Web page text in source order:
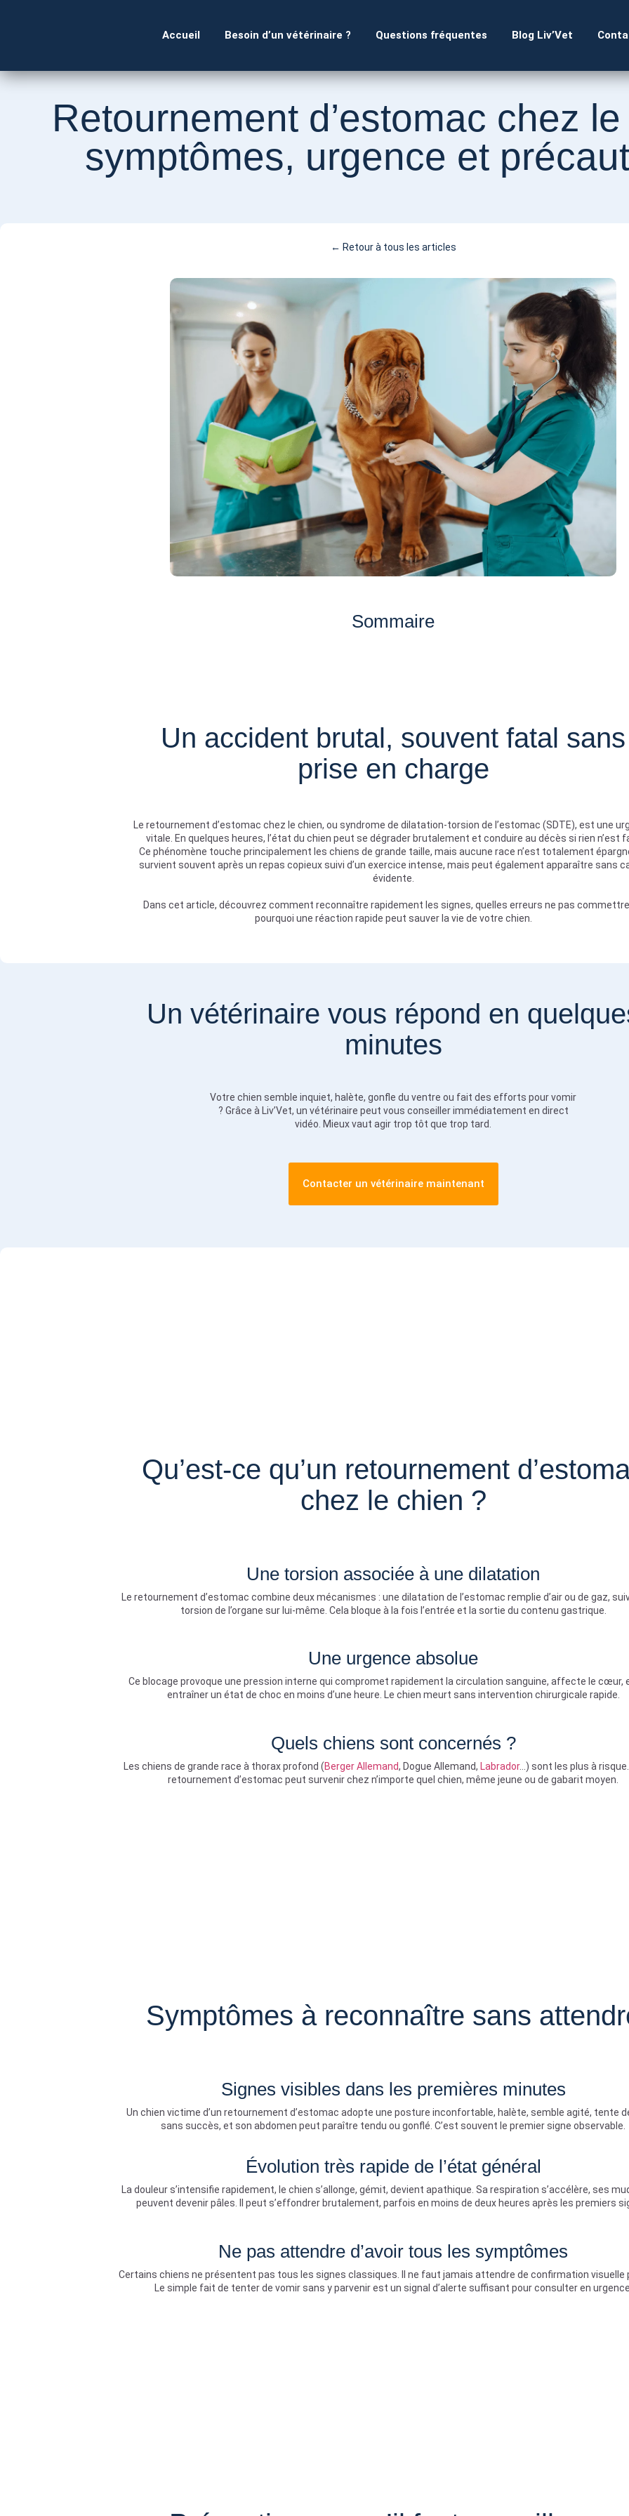
Accueil Besoin d’un vétérinaire ? Questions fréquentes Blog Liv’Vet
Retournement d’estomac chez
symptômes, urgence et
← Retour à tous les articles
Sommaire
Un accident brutal, souvent fatal sans
prise en charge
Le retournement d’estomac chez le chien, ou syndrome de dilatation-torsion de l’estomac (SDTE), est une
vitale. En quelques heures, l’état du chien peut se dégrader brutalement et conduire au décès si rien n’est
Ce phénomène touche principalement les chiens de grande taille, mais aucune race n’est totalement
survient souvent après un repas copieux suivi d’un exercice intense, mais peut également apparaître sans
évidente.
Dans cet article, découvrez comment reconnaître rapidement les signes, quelles erreurs ne pas
pourquoi une réaction rapide peut sauver la vie de votre chien.
Un vétérinaire vous répond en
minutes
Votre chien semble inquiet, halète, gonfle du ventre ou fait des efforts pour vomir
? Grâce à Liv’Vet, un vétérinaire peut vous conseiller immédiatement en direct
vidéo. Mieux vaut agir trop tôt que trop tard.
Contacter un vétérinaire maintenant
Qu’est-ce qu’un retournement
chez le chien ?
Une torsion associée à une dilatation
Le retournement d’estomac combine deux mécanismes : une dilatation de l’estomac remplie d’air ou de gaz,
torsion de l’organe sur lui-même. Cela bloque à la fois l’entrée et la sortie du contenu gastrique.
Une urgence absolue
Ce blocage provoque une pression interne qui compromet rapidement la circulation sanguine, affecte le cœur,
entraîner un état de choc en moins d’une heure. Le chien meurt sans intervention chirurgicale rapide.
Quels chiens sont concernés ?
Les chiens de grande race à thorax profond (Berger Allemand, Dogue Allemand, Labrador…) sont les plus à
retournement d’estomac peut survenir chez n’importe quel chien, même jeune ou de gabarit moyen.
Symptômes à reconnaître sans
Signes visibles dans les premières minutes
Un chien victime d’un retournement d’estomac adopte une posture inconfortable, halète, semble agité, tente
sans succès, et son abdomen peut paraître tendu ou gonflé. C’est souvent le premier signe observable.
Évolution très rapide de l’état général
La douleur s’intensifie rapidement, le chien s’allonge, gémit, devient apathique. Sa respiration s’accélère, ses
peuvent devenir pâles. Il peut s’effondrer brutalement, parfois en moins de deux heures après les premiers
Ne pas attendre d’avoir tous les symptômes
Certains chiens ne présentent pas tous les signes classiques. Il ne faut jamais attendre de confirmation visuelle
Le simple fait de tenter de vomir sans y parvenir est un signal d’alerte suffisant pour consulter en